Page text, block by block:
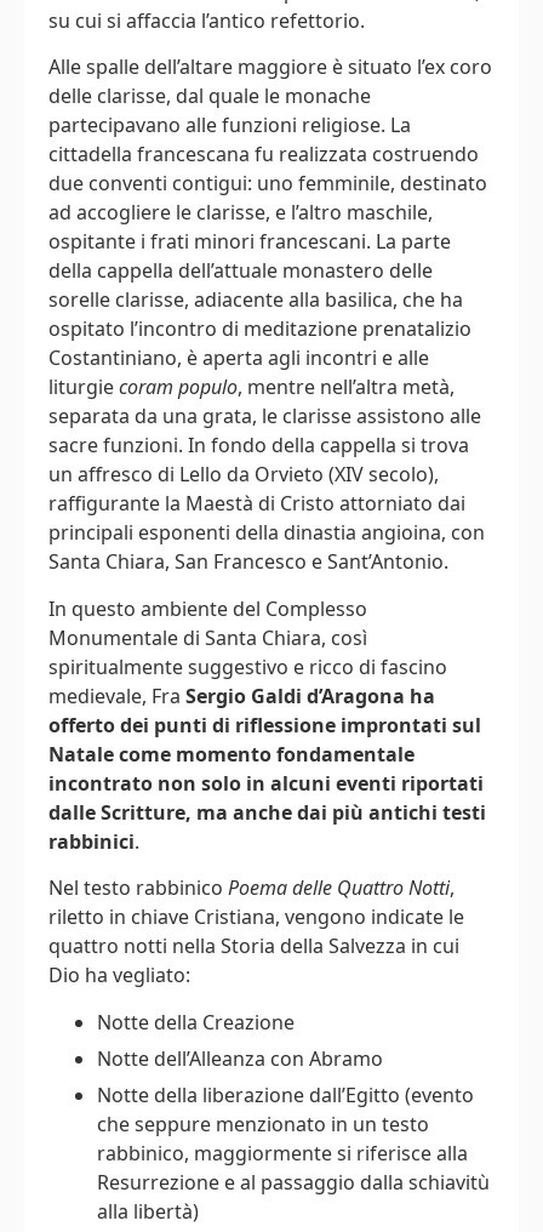
su cui si affaccia l’antico refettorio.
Alle spalle dell’altare maggiore è situato l’ex coro
delle clarisse, dal quale le monache
partecipavano alle funzioni religiose. La
cittadella francescana fu realizzata costruendo
due conventi contigui: uno femminile, destinato
ad accogliere le clarisse, e l’altro maschile,
ospitante i frati minori francescani. La parte
della cappella dell’attuale monastero delle
sorelle clarisse, adiacente alla basilica, che ha
ospitato l’incontro di meditazione prenatalizio
Costantiniano, è aperta agli incontri e alle
liturgiecoram populo, mentre nell’altra metà,
separata da una grata, le clarisse assistono alle
sacre funzioni. In fondo della cappella si trova
un affresco di Lello da Orvieto (XIV secolo),
raffigurante la Maestà di Cristo attorniato dai
principali esponenti della dinastia angioina, con
Santa Chiara, San Francesco e Sant’Antonio.
In questo ambiente del Complesso
Monumentale di Santa Chiara, così
spiritualmente suggestivo e ricco di fascino
medievale, Fra Sergio Galdi d’Aragona ha
offerto dei punti di riflessione improntati sul
Natale come momento fondamentale
incontrato non solo in alcuni eventi riportati
dalle Scritture, ma anche dai più antichi testi
rabbinici.
Nel testo rabbinico Poema delle Quattro Notti,
riletto in chiave Cristiana, vengono indicate le
quattro notti nella Storia della Salvezza in cui
Dio ha vegliato:
Notte della Creazione
Notte dell’Alleanza con Abramo
Notte della liberazione dall’Egitto (evento
che seppure menzionato in un testo
rabbinico, maggiormente si riferisce alla
Resurrezione e al passaggio dalla schiavitù
alla libertà)